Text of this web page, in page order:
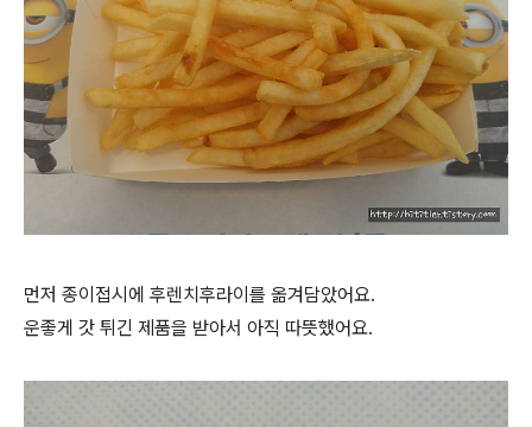
먼저 종이접시에 후렌치후라이를 옮겨담았어요.
운좋게 갓 튀긴 제품을 받아서 아직 따뜻했어요.